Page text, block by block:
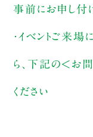
事前にお申し付け
・イベントご来
ら、下記の＜お
ください